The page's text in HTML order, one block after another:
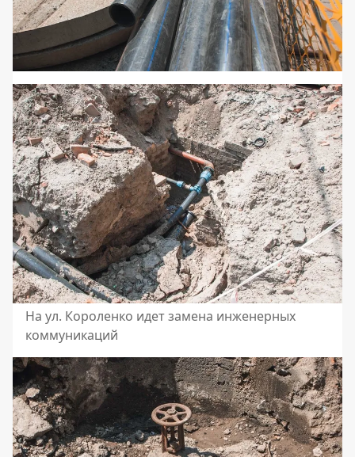
На ул. Короленко идет замена инженерных
коммуникаций